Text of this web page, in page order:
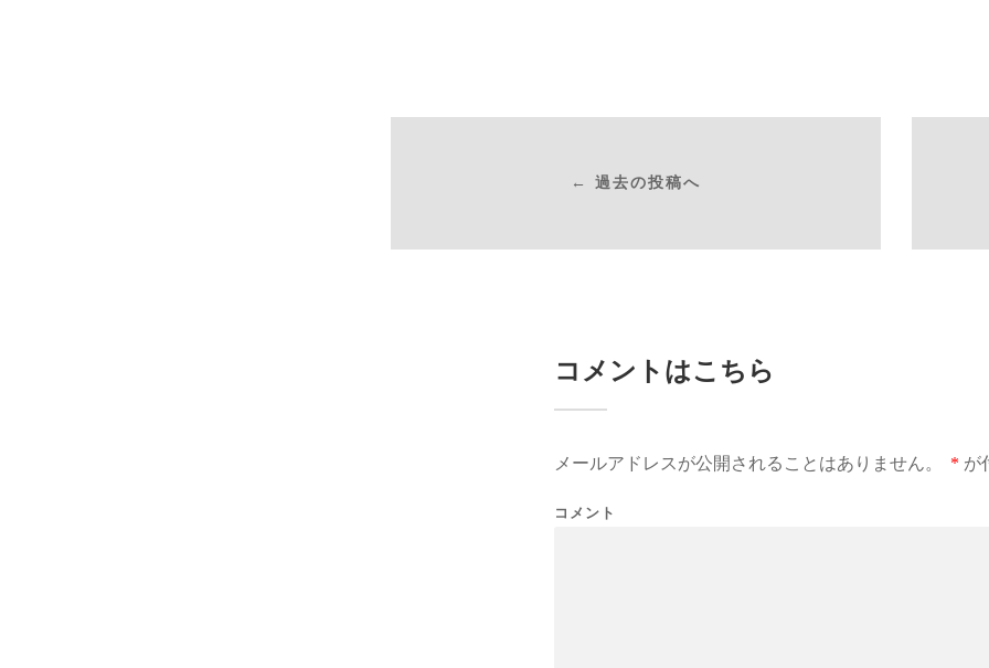
← 過去の投稿へ
コメントはこちら
メールアドレスが公開されることはありません。 * が
コメント